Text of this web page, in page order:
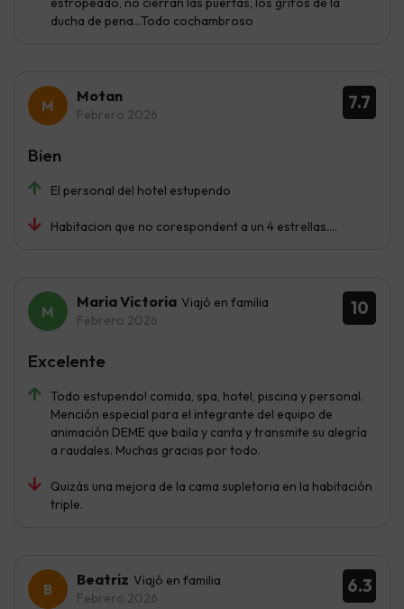
ducha de pena...Todo cochambroso
7.7
Motan
Febrero 2026
El personal del hotel estupendo
Habitacion que no corespondent a un 4 estrellas....
Bien
10
Maria Victoria Viajó en familia
Febrero 2026
Todo estupendo! comida, spa, hotel, piscina y personal.
Mención especial para el integrante del equipo de
animación DEME que baila y canta y transmite su alegría
a raudales. Muchas gracias por todo.
Quizás una mejora de la cama supletoria en la habitación
triple.
Excelente
6.3
Beatriz Viajó en familia
Febrero 2026